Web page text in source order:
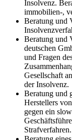
Insolvenz.
immobilien-,
Beratung und
Beratung und
deutschen
und Fragen
Gesellschaft
der Insolvenz.
Beratung und
Herstellers
gegen ein
Strafverfahren.